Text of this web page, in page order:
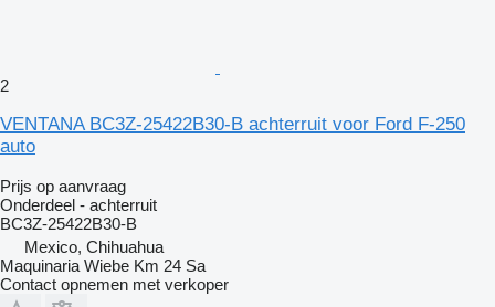
2
VENTANA BC3Z-25422B30-B achterruit voor Ford F-250
auto
Prijs op aanvraag
Onderdeel - achterruit
BC3Z-25422B30-B
Mexico, Chihuahua
Maquinaria Wiebe Km 24 Sa
Contact opnemen met verkoper